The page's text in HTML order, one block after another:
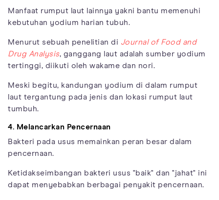
Manfaat rumput laut lainnya yakni bantu memenuhi
kebutuhan yodium harian tubuh.
Menurut sebuah penelitian di Journal of Food and
Drug Analysis, ganggang laut adalah sumber yodium
tertinggi, diikuti oleh wakame dan nori.
Meski begitu, kandungan yodium di dalam rumput
laut tergantung pada jenis dan lokasi rumput laut
tumbuh.
4. Melancarkan Pencernaan
Bakteri pada usus memainkan peran besar dalam
pencernaan.
Ketidakseimbangan bakteri usus "baik" dan "jahat" ini
dapat menyebabkan berbagai penyakit pencernaan.